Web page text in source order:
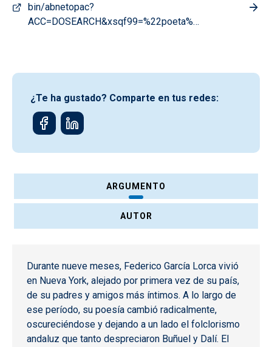
bin/abnetopac?
ACC=DOSEARCH&xsqf99=%22poeta%…
¿Te ha gustado? Comparte en tus redes:
ARGUMENTO
AUTOR
Durante nueve meses, Federico García Lorca vivió
en Nueva York, alejado por primera vez de su país,
de su padres y amigos más íntimos. A lo largo de
ese período, su poesía cambió radicalmente,
oscureciéndose y dejando a un lado el folclorismo
andaluz que tanto despreciaron Buñuel y Dalí. El